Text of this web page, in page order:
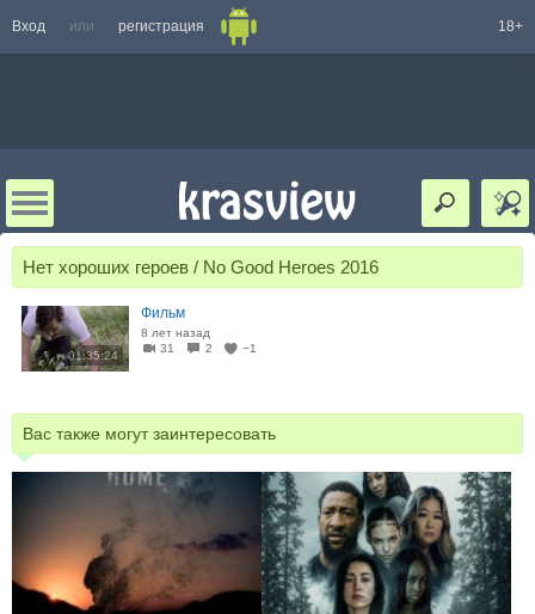
Вход или регистрация 18+
Нет хороших героев / No Good Heroes 2016
01:35:24
Фильм
8 лет назад
31
2 −1
Вас также могут заинтересовать